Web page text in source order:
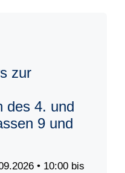
zur
des 4. und
9 und
• 10:00 bis